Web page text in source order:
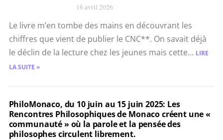
16 avril 2026
Le livre m’en tombe des mains en découvrant les
chiffres que vient de publier le CNC**. On savait déjà
le déclin de la lecture chez les jeunes mais cette... LIRE
LA SUITE »
PhiloMonaco, du 10 juin au 15 juin 2025: Les
Rencontres Philosophiques de Monaco créent une «
communauté » où la parole et la pensée des
philosophes circulent librement.